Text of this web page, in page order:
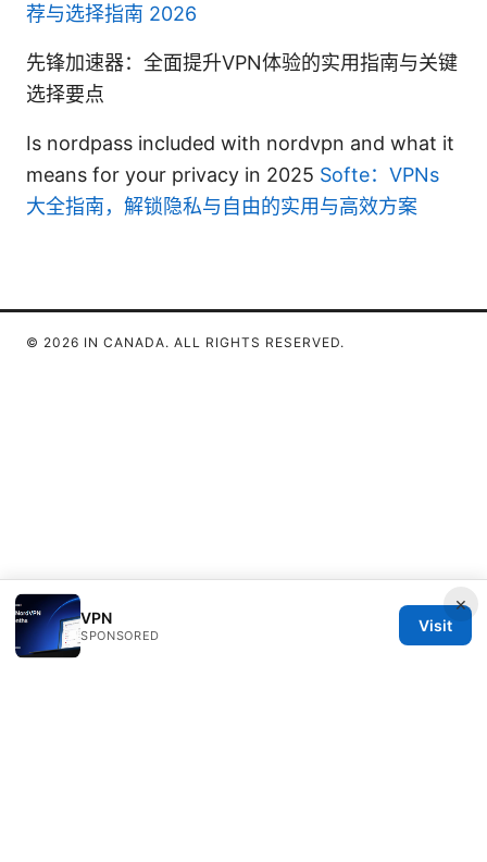
荐与选择指南 2026
先锋加速器：全面提升VPN体验的实用指南与关键
选择要点
Is nordpass included with nordvpn and what it
means for your privacy in 2025 Softe：VPNs
大全指南，解锁隐私与自由的实用与高效方案
×
VPN
SPONSORED
Visit
© 2026 IN CANADA. ALL RIGHTS RESERVED.